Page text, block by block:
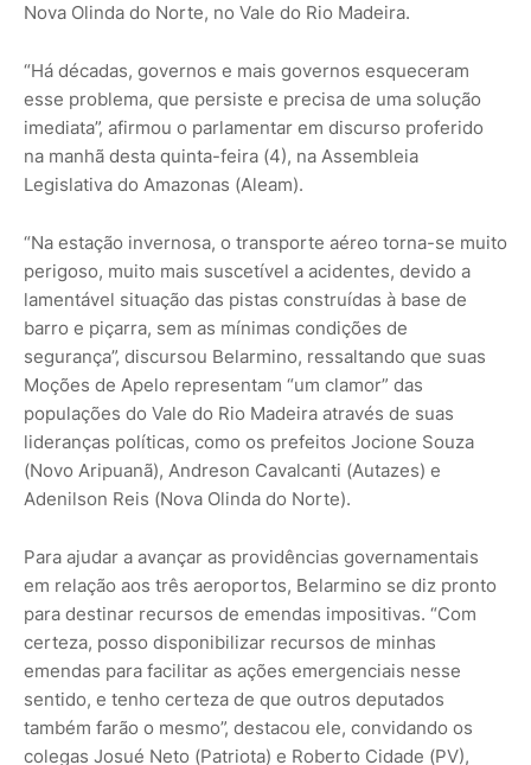
Nova Olinda do Norte, no Vale do Rio Madeira.
“Há décadas, governos e mais governos esqueceram
esse problema, que persiste e precisa de uma solução
imediata”, afirmou o parlamentar em discurso proferido
na manhã desta quinta-feira (4), na Assembleia
Legislativa do Amazonas (Aleam).
“Na estação invernosa, o transporte aéreo torna-se muito
perigoso, muito mais suscetível a acidentes, devido a
lamentável situação das pistas construídas à base de
barro e piçarra, sem as mínimas condições de
segurança”, discursou Belarmino, ressaltando que suas
Moções de Apelo representam “um clamor” das
populações do Vale do Rio Madeira através de suas
lideranças políticas, como os prefeitos Jocione Souza
(Novo Aripuanã), Andreson Cavalcanti (Autazes) e
Adenilson Reis (Nova Olinda do Norte).
Para ajudar a avançar as providências governamentais
em relação aos três aeroportos, Belarmino se diz pronto
para destinar recursos de emendas impositivas. “Com
certeza, posso disponibilizar recursos de minhas
emendas para facilitar as ações emergenciais nesse
sentido, e tenho certeza de que outros deputados
também farão o mesmo”, destacou ele, convidando os
colegas Josué Neto (Patriota) e Roberto Cidade (PV),